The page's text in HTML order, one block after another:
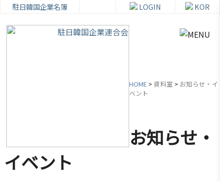
紹
介
料
室
駐日韓国企業名簿 KOR
LOGIN
HOME > 資料室 > お知らせ・イ
ベント
お知らせ・
イベント